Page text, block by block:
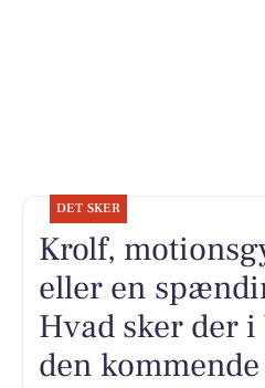
DET SKER
Krolf,
eller en
Hvad sker der
den